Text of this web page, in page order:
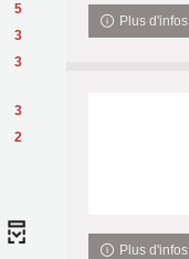
Plus d'infos
Plus d'infos
5
3
3
3
2